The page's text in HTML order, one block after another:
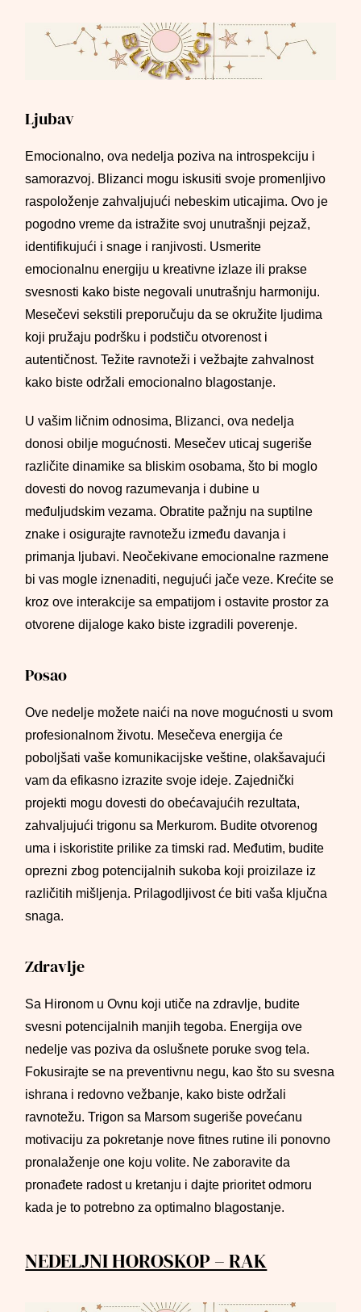
Ljubav
Emocionalno, ova nedelja poziva na introspekciju i
samorazvoj. Blizanci mogu iskusiti svoje promenljivo
raspoloženje zahvaljujući nebeskim uticajima. Ovo je
pogodno vreme da istražite svoj unutrašnji pejzaž,
identifikujući i snage i ranjivosti. Usmerite
emocionalnu energiju u kreativne izlaze ili prakse
svesnosti kako biste negovali unutrašnju harmoniju.
Mesečevi sekstili preporučuju da se okružite ljudima
koji pružaju podršku i podstiču otvorenost i
autentičnost. Težite ravnoteži i vežbajte zahvalnost
kako biste održali emocionalno blagostanje.
U vašim ličnim odnosima, Blizanci, ova nedelja
donosi obilje mogućnosti. Mesečev uticaj sugeriše
različite dinamike sa bliskim osobama, što bi moglo
dovesti do novog razumevanja i dubine u
međuljudskim vezama. Obratite pažnju na suptilne
znake i osigurajte ravnotežu između davanja i
primanja ljubavi. Neočekivane emocionalne razmene
bi vas mogle iznenaditi, negujući jače veze. Krećite se
kroz ove interakcije sa empatijom i ostavite prostor za
otvorene dijaloge kako biste izgradili poverenje.
Posao
Ove nedelje možete naići na nove mogućnosti u svom
profesionalnom životu. Mesečeva energija će
poboljšati vaše komunikacijske veštine, olakšavajući
vam da efikasno izrazite svoje ideje. Zajednički
projekti mogu dovesti do obećavajućih rezultata,
zahvaljujući trigonu sa Merkurom. Budite otvorenog
uma i iskoristite prilike za timski rad. Međutim, budite
oprezni zbog potencijalnih sukoba koji proizilaze iz
različitih mišljenja. Prilagodljivost će biti vaša ključna
snaga.
Zdravlje
Sa Hironom u Ovnu koji utiče na zdravlje, budite
svesni potencijalnih manjih tegoba. Energija ove
nedelje vas poziva da oslušnete poruke svog tela.
Fokusirajte se na preventivnu negu, kao što su svesna
ishrana i redovno vežbanje, kako biste održali
ravnotežu. Trigon sa Marsom sugeriše povećanu
motivaciju za pokretanje nove fitnes rutine ili ponovno
pronalaženje one koju volite. Ne zaboravite da
pronađete radost u kretanju i dajte prioritet odmoru
kada je to potrebno za optimalno blagostanje.
NEDELJNI HOROSKOP – RAK